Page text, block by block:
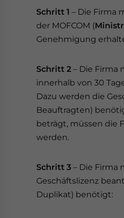
Schritt 1 – Die Firma
der MOFCOM (
Genehmigung
Schritt 2 – Die Firma
innerhalb von 30
Dazu werden die
Beauftragten)
beträgt, müssen die
werden.
Schritt 3 – Die Firma
Geschäftslizenz
Duplikat) benötigt: